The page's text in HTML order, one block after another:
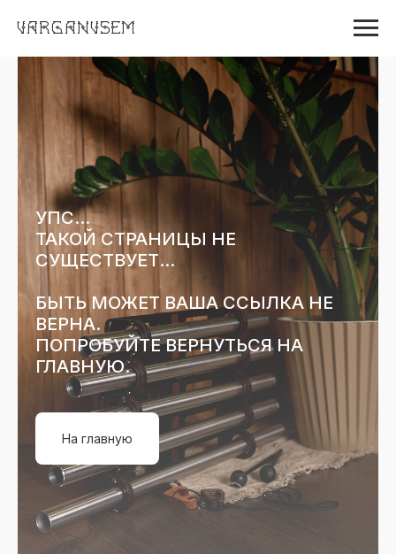
VARGANVSEM
УПС...
ТАКОЙ СТРАНИЦЫ НЕ
СУЩЕСТВУЕТ...
БЫТЬ МОЖЕТ ВАША ССЫЛКА НЕ
ВЕРНА.
ПОПРОБУЙТЕ ВЕРНУТЬСЯ НА
ГЛАВНУЮ.
На главную